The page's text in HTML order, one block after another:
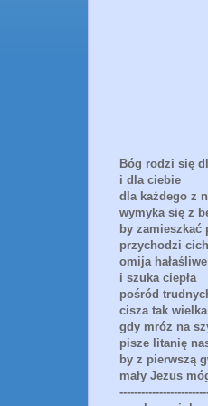
Bóg rodzi się
i dla ciebie
dla każdego z
wymyka się z
by zamieszkać
przychodzi
omija
i szuka ciepła
pośród
cisza tak
gdy mróz na
pisze litanię
by z pierwszą
mały Jezus